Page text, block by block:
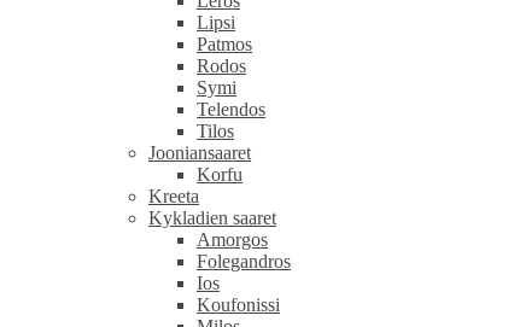
Lipsi
Patmos
Rodos
Symi
Telendos
Tilos
Jooniansaaret
Korfu
Kreeta
Kykladien saaret
Amorgos
Folegandros
Ios
Koufonissi